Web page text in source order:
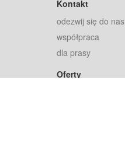
Kontakt
odezwij się do nas
współpraca
dla prasy
Oferty